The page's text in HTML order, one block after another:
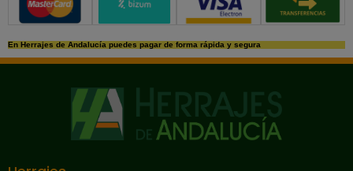
En Herrajes de Andalucía puedes pagar de forma rápida y segura